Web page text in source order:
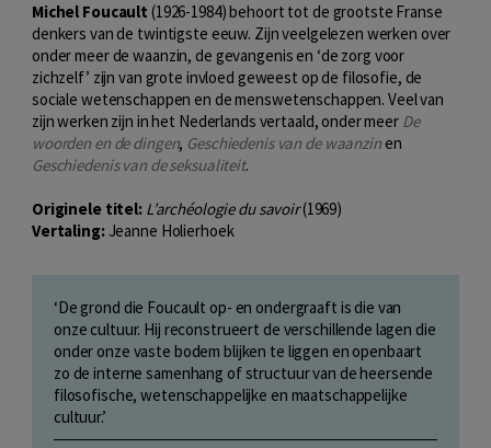
Michel Foucault (1926-1984) behoort tot de grootste Franse
denkers van de twintigste eeuw. Zijn veelgelezen werken over
onder meer de waanzin, de gevangenis en ‘de zorg voor
zichzelf’ zijn van grote invloed geweest op de filosofie, de
sociale wetenschappen en de menswetenschappen. Veel van
zijn werken zijn in het Nederlands vertaald, onder meer De
woorden en de dingen, Geschiedenis van de waanzinen
Geschiedenis van de seksualiteit.
Originele titel: L’archéologie du savoir(1969)
Vertaling:Jeanne Holierhoek
‘De grond die Foucault op- en ondergraaft is die van
onze cultuur. Hij reconstrueert de verschillende lagen die
onder onze vaste bodem blijken te liggen en openbaart
zo de interne samenhang of structuur van de heersende
filosofische, wetenschappelijke en maatschappelijke
cultuur.’